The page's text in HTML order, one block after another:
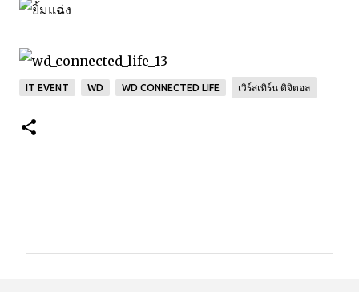
IT EVENT WD WD CONNECTED LIFE เวิร์สเทิร์น ดิจิตอล